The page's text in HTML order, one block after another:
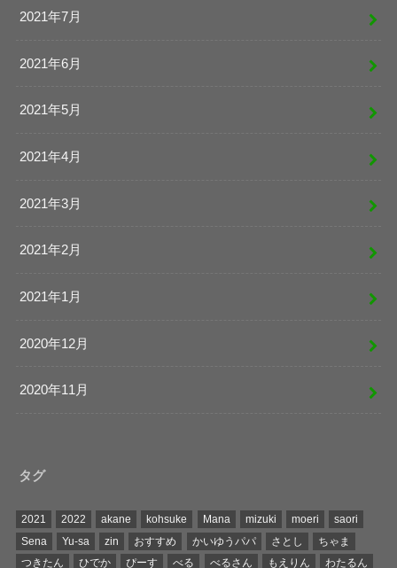
2021年7月
2021年6月
2021年5月
2021年4月
2021年3月
2021年2月
2021年1月
2020年12月
2020年11月
タグ
2021 2022 akane kohsuke Mana mizuki moeri
saori
Sena
Yu-sa zin おすすめ かいゆうパパ さとし
ちゃま
つきたん
ひでか ぴーす べる べるさん もえりん わたるん